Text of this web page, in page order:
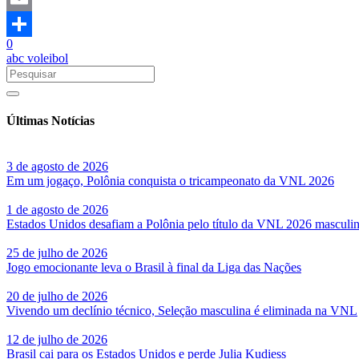
Email
Share
0
abc voleibol
Últimas Notícias
3 de agosto de 2026
Em um jogaço, Polônia conquista o tricampeonato da VNL 2026
1 de agosto de 2026
Estados Unidos desafiam a Polônia pelo título da VNL 2026
25 de julho de 2026
Jogo emocionante leva o Brasil à final da Liga das Nações
20 de julho de 2026
Vivendo um declínio técnico, Seleção masculina é eliminada na VNL
12 de julho de 2026
Brasil cai para os Estados Unidos e perde Julia Kudiess